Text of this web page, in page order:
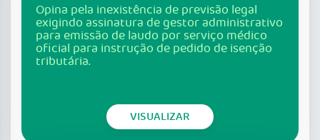
Opina pela inexistência de previsão legal
exigindo assinatura de gestor administrativo
para emissão de laudo por serviço médico
oficial para instrução de pedido de isenção
tributária.
VISUALIZAR